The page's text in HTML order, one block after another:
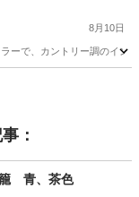
8月10日
ーで、カントリー調のイ
：
青、茶色